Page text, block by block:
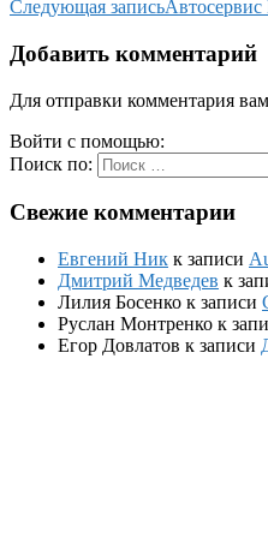
Следующая запись
Добавить комментарий
Для отправки комментария
Войти с помощью:
Поиск по:
Свежие комментарии
Евгений Ник к записи
Дмитрий Медведев к
Лилия Босенко к записи
Руслан Монтренко к
Егор Довлатов к записи